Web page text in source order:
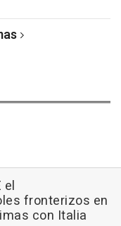
el
fronterizos en
con Italia